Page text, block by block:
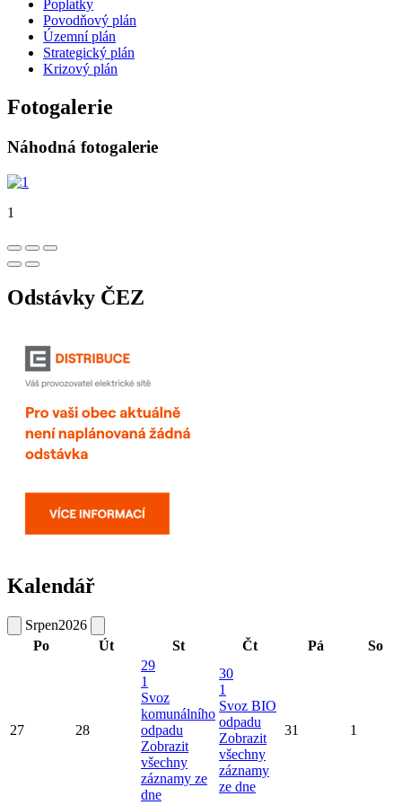
Poplatky
Povodňový plán
Územní plán
Strategický plán
Krizový plán
Fotogalerie
Náhodná fotogalerie
1
Odstávky ČEZ
Kalendář
Srpen2026
Po
Út St Čt Pá So
27 28
29
1
Svoz
komunálního
odpadu
Zobrazit
všechny
záznamy ze
dne
30
1
Svoz BIO
odpadu
Zobrazit
všechny
záznamy
ze dne
31 1